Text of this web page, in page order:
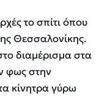
το σπίτι όπου
Θεσσαλονίκης.
διαμέρισμα στα
φως στην
κίνητρα γύρω